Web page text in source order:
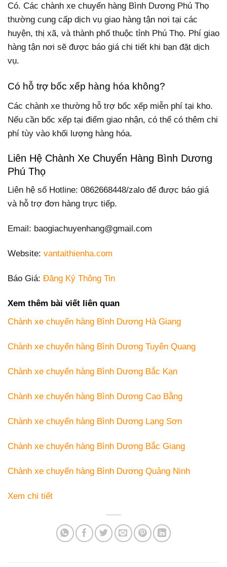
Có. Các chành xe chuyển hàng Bình Dương Phú Thọ
thường cung cấp dịch vụ giao hàng tận nơi tại các
huyện, thị xã, và thành phố thuộc tỉnh Phú Thọ. Phí giao
hàng tận nơi sẽ được báo giá chi tiết khi bạn đặt dịch
vụ.
Có hỗ trợ bốc xếp hàng hóa không?
Các chành xe thường hỗ trợ bốc xếp miễn phí tại kho.
Nếu cần bốc xếp tại điểm giao nhận, có thể có thêm chi
phí tùy vào khối lượng hàng hóa.
Liên Hệ Chành Xe Chuyển Hàng Bình Dương
Phú Thọ
Liên hệ số Hotline: 0862668448/zalo để được báo giá
và hỗ trợ đơn hàng trực tiếp.
Email: baogiachuyenhang@gmail.com
Website: vantaithienha.com
Báo Giá: Đăng Ký Thông Tin
Xem thêm bài viết liên quan
Chành xe chuyển hàng Bình Dương Hà Giang
Chành xe chuyển hàng Bình Dương Tuyên Quang
Chành xe chuyển hàng Bình Dương Bắc Kạn
Chành xe chuyển hàng Bình Dương Cao Bằng
Chành xe chuyển hàng Bình Dương Lạng Sơn
Chành xe chuyển hàng Bình Dương Bắc Giang
Chành xe chuyển hàng Bình Dương Quảng Ninh
Xem chi tiết